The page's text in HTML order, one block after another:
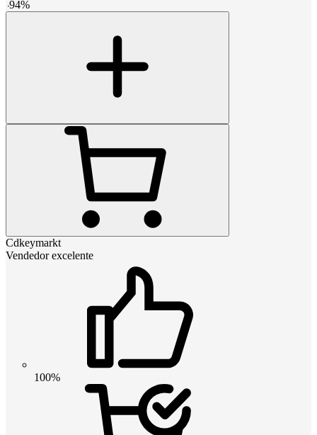
-94%
Cdkeymarkt
Vendedor excelente
100%